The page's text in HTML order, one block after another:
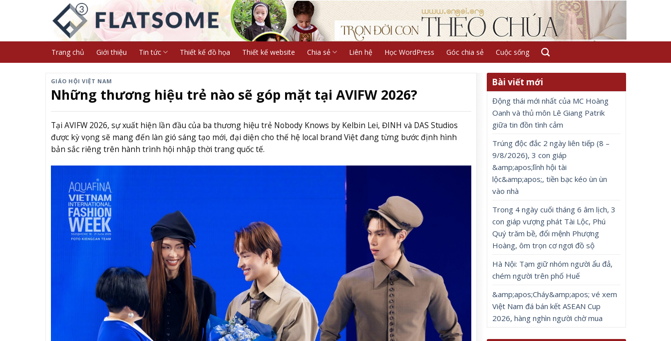
Trang chủ Giới thiệu Tin tức Thiết kế đồ họa Thiết kế website Chia sẻ Liên hệ Học WordPress Góc chia sẻ Cuộc sống
GIÁO HỘI VIỆT NAM
Những thương hiệu trẻ nào sẽ góp mặt tại AVIFW 2026?
Tại AVIFW 2026, sự xuất hiện lần đầu của ba thương hiệu trẻ Nobody Knows by Kelbin Lei, ĐINH và DAS Studios
được kỳ vọng sẽ mang đến làn gió sáng tạo mới, đại diện cho thế hệ local brand Việt đang từng bước định hình
bản sắc riêng trên hành trình hội nhập thời trang quốc tế.
Bài viết mới
Động thái mới nhất của MC Hoàng
Oanh và thủ môn Lê Giang Patrik
giữa tin đồn tình cảm
Trúng độc đắc 2 ngày liên tiếp (8 –
9/8/2026), 3 con giáp
&amp;apos;lĩnh hội tài
lộc&amp;apos;, tiền bạc kéo ùn ùn
vào nhà
Trong 4 ngày cuối tháng 6 âm lịch, 3
con giáp vượng phát Tài Lộc, Phú
Quý trăm bề, đổi mệnh Phượng
Hoàng, ôm trọn cơ ngơi đồ sộ
Hà Nội: Tạm giữ nhóm người ẩu đả,
chém người trên phố Huế
&amp;apos;Cháy&amp;apos; vé xem
Việt Nam đá bán kết ASEAN Cup
2026, hàng nghìn người chờ mua